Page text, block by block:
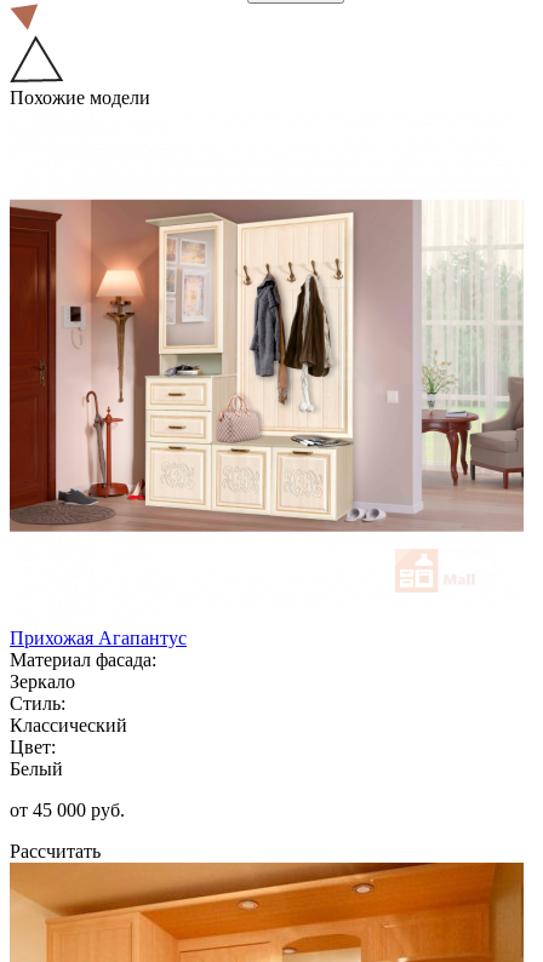
Похожие модели
Прихожая Агапантус
Материал фасада:
Зеркало
Стиль:
Классический
Цвет:
Белый
от 45 000 руб.
Рассчитать